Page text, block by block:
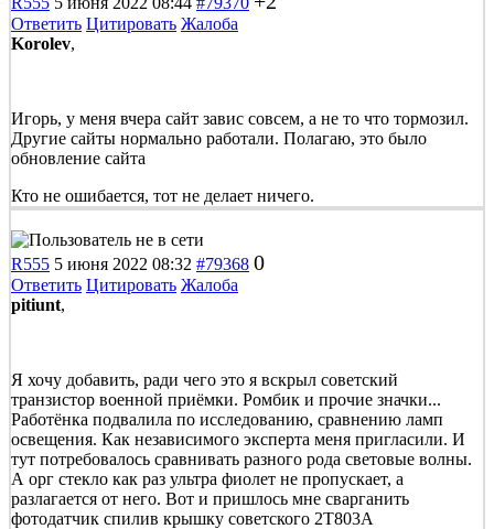
Ответить Цитировать Жалоба
Korolev,
Игорь, у меня вчера сайт завис совсем, а не то что тормозил.
Другие сайты нормально работали. Полагаю, это было
обновление сайта
Кто не ошибается, тот не делает ничего.
R555 5 июня 2022 08:32 #79368 0
Ответить Цитировать Жалоба
pitiunt,
Я хочу добавить, ради чего это я вскрыл советский
транзистор военной приёмки. Ромбик и прочие значки...
Работёнка подвалила по исследованию, сравнению ламп
освещения. Как независимого эксперта меня пригласили. И
тут потребовалось сравнивать разного рода световые волны.
А орг стекло как раз ультра фиолет не пропускает, а
разлагается от него. Вот и пришлось мне сварганить
фотодатчик спилив крышку советского 2Т803А